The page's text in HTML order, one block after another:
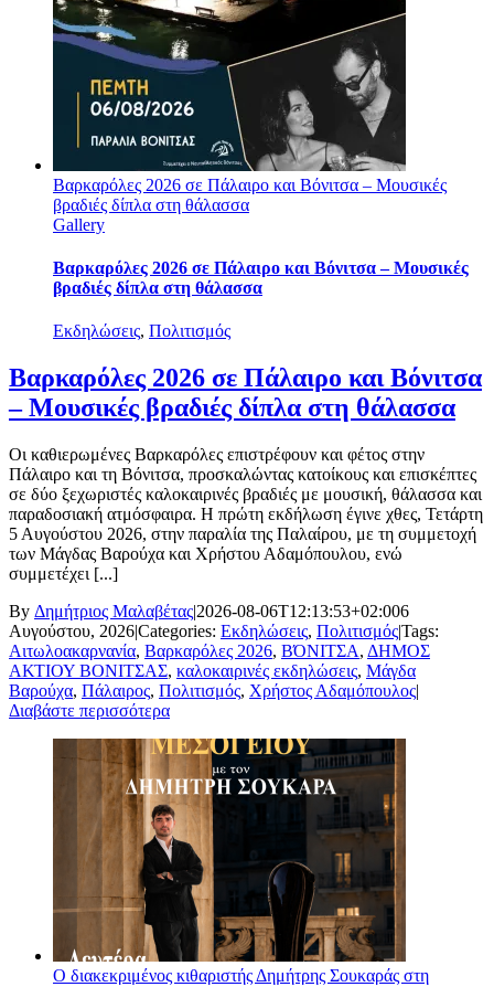
Βαρκαρόλες 2026 σε Πάλαιρο και Βόνιτσα – Μουσικές
βραδιές δίπλα στη θάλασσα
Gallery
Βαρκαρόλες 2026 σε Πάλαιρο και Βόνιτσα – Μουσικές
βραδιές δίπλα στη θάλασσα
Εκδηλώσεις, Πολιτισμός
Βαρκαρόλες 2026 σε Πάλαιρο και Βόνιτσα
– Μουσικές βραδιές δίπλα στη θάλασσα
Οι καθιερωμένες Βαρκαρόλες επιστρέφουν και φέτος στην
Πάλαιρο και τη Βόνιτσα, προσκαλώντας κατοίκους και επισκέπτες
σε δύο ξεχωριστές καλοκαιρινές βραδιές με μουσική, θάλασσα και
παραδοσιακή ατμόσφαιρα. Η πρώτη εκδήλωση έγινε χθες, Τετάρτη
5 Αυγούστου 2026, στην παραλία της Παλαίρου, με τη συμμετοχή
των Μάγδας Βαρούχα και Χρήστου Αδαμόπουλου, ενώ
συμμετέχει [...]
By Δημήτριος Μαλαβέτας|2026-08-06T12:13:53+02:006
Αυγούστου, 2026|Categories: Εκδηλώσεις, Πολιτισμός|Tags:
Αιτωλοακαρνανία, Βαρκαρόλες 2026, ΒΌΝΙΤΣΑ, ΔΗΜΟΣ
ΑΚΤΙΟΥ ΒΟΝΙΤΣΑΣ, καλοκαιρινές εκδηλώσεις, Μάγδα
Βαρούχα, Πάλαιρος, Πολιτισμός, Χρήστος Αδαμόπουλος|
Διαβάστε περισσότερα
Ο διακεκριμένος κιθαριστής Δημήτρης Σουκαράς στη